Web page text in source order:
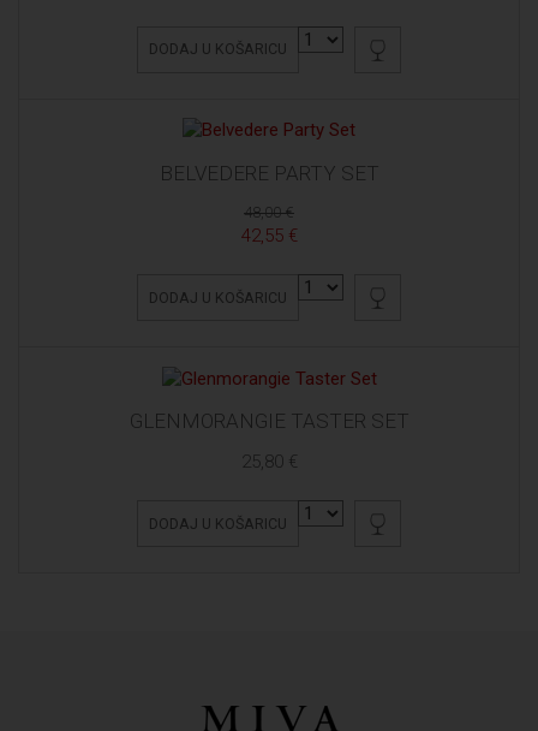
DODAJ U KOŠARICU
BELVEDERE PARTY SET
48,00 €
42,55 €
DODAJ U KOŠARICU
GLENMORANGIE TASTER SET
25,80 €
DODAJ U KOŠARICU